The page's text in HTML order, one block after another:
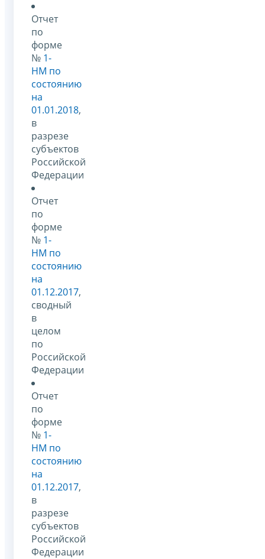
Отчет
по
форме
№ 1-
НМ по
состоянию
на
01.01.2018,
в
разрезе
субъектов
Российской
Федерации
Отчет
по
форме
№ 1-
НМ по
состоянию
на
01.12.2017,
сводный
в
целом
по
Российской
Федерации
Отчет
по
форме
№ 1-
НМ по
состоянию
на
01.12.2017,
в
разрезе
субъектов
Российской
Федерации